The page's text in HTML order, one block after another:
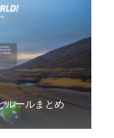
ルールまとめ